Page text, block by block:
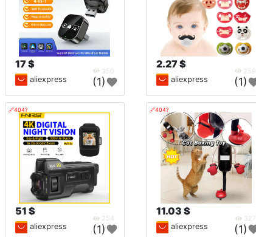
17 $
350
aliexpress (1)
2.27 $
259
aliexpress (1)
🔗404?
51 $
254
aliexpress (1)
🔗404?
11.03 $
327
aliexpress (1)